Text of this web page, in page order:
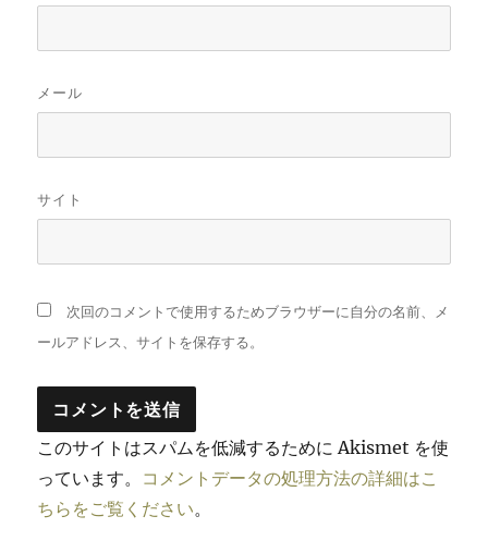
メール
サイト
次回のコメントで使用するためブラウザーに自分の名前、メ
ールアドレス、サイトを保存する。
このサイトはスパムを低減するために Akismet を使
っています。 コメントデータの処理方法の詳細はこ
ちらをご覧ください。